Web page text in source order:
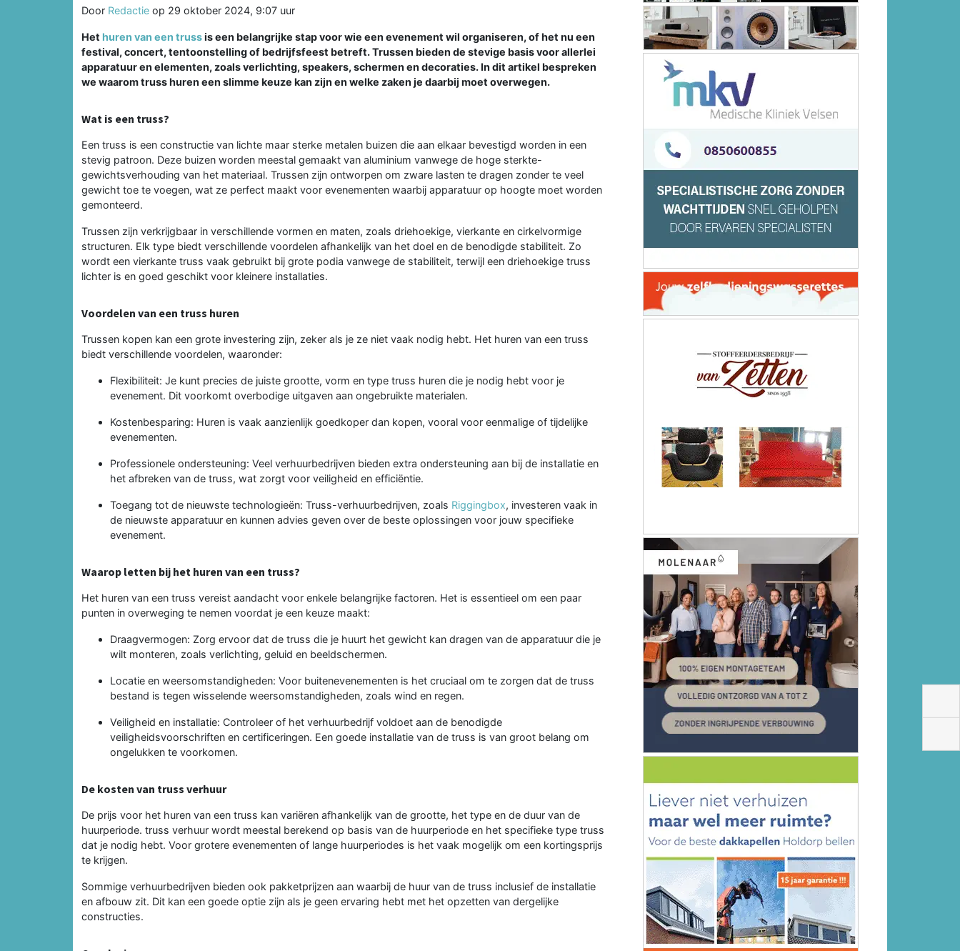
Door Redactie op 29 oktober 2024, 9:07 uur
Het huren van een trussis een belangrijke stap voor wie een evenement wil organiseren, of het nu een
festival, concert, tentoonstelling of bedrijfsfeest betreft. Trussen bieden de stevige basis voor allerlei
apparatuur en elementen, zoals verlichting, speakers, schermen en decoraties. In dit artikel bespreken
we waarom truss huren een slimme keuze kan zijn en welke zaken je daarbij moet overwegen.
Wat is een truss?
Een truss is een constructie van lichte maar sterke metalen buizen die aan elkaar bevestigd worden in een
stevig patroon. Deze buizen worden meestal gemaakt van aluminium vanwege de hoge sterkte-
gewichtsverhouding van het materiaal. Trussen zijn ontworpen om zware lasten te dragen zonder te veel
gewicht toe te voegen, wat ze perfect maakt voor evenementen waarbij apparatuur op hoogte moet worden
gemonteerd.
Trussen zijn verkrijgbaar in verschillende vormen en maten, zoals driehoekige, vierkante en cirkelvormige
structuren. Elk type biedt verschillende voordelen afhankelijk van het doel en de benodigde stabiliteit. Zo
wordt een vierkante truss vaak gebruikt bij grote podia vanwege de stabiliteit, terwijl een driehoekige truss
lichter is en goed geschikt voor kleinere installaties.
Voordelen van een truss huren
Trussen kopen kan een grote investering zijn, zeker als je ze niet vaak nodig hebt. Het huren van een truss
biedt verschillende voordelen, waaronder:
Flexibiliteit: Je kunt precies de juiste grootte, vorm en type truss huren die je nodig hebt voor je
evenement. Dit voorkomt overbodige uitgaven aan ongebruikte materialen.
Kostenbesparing: Huren is vaak aanzienlijk goedkoper dan kopen, vooral voor eenmalige of tijdelijke
evenementen.
Professionele ondersteuning: Veel verhuurbedrijven bieden extra ondersteuning aan bij de installatie en
het afbreken van de truss, wat zorgt voor veiligheid en efficiëntie.
Toegang tot de nieuwste technologieën: Truss-verhuurbedrijven, zoals Riggingbox, investeren vaak in
de nieuwste apparatuur en kunnen advies geven over de beste oplossingen voor jouw specifieke
evenement.
Waarop letten bij het huren van een truss?
Het huren van een truss vereist aandacht voor enkele belangrijke factoren. Het is essentieel om een paar
punten in overweging te nemen voordat je een keuze maakt:
Draagvermogen: Zorg ervoor dat de truss die je huurt het gewicht kan dragen van de apparatuur die je
wilt monteren, zoals verlichting, geluid en beeldschermen.
Locatie en weersomstandigheden: Voor buitenevenementen is het cruciaal om te zorgen dat de truss
bestand is tegen wisselende weersomstandigheden, zoals wind en regen.
Veiligheid en installatie: Controleer of het verhuurbedrijf voldoet aan de benodigde
veiligheidsvoorschriften en certificeringen. Een goede installatie van de truss is van groot belang om
ongelukken te voorkomen.
De kosten van truss verhuur
De prijs voor het huren van een truss kan variëren afhankelijk van de grootte, het type en de duur van de
huurperiode. truss verhuur wordt meestal berekend op basis van de huurperiode en het specifieke type truss
dat je nodig hebt. Voor grotere evenementen of lange huurperiodes is het vaak mogelijk om een kortingsprijs
te krijgen.
Sommige verhuurbedrijven bieden ook pakketprijzen aan waarbij de huur van de truss inclusief de installatie
en afbouw zit. Dit kan een goede optie zijn als je geen ervaring hebt met het opzetten van dergelijke
constructies.